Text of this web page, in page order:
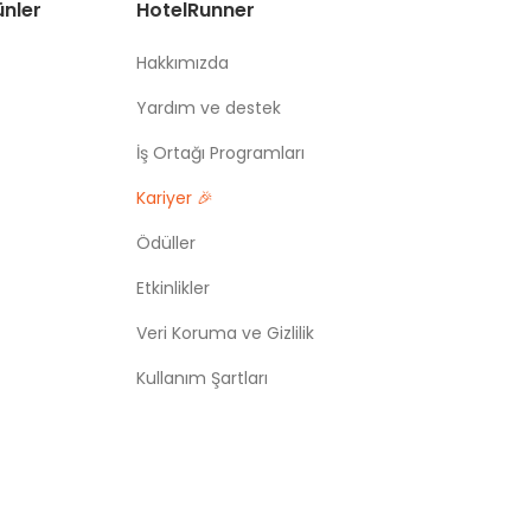
HotelRunner
Hakkımızda
Yardım ve destek
İş Ortağı Programları
Kariyer 🎉
Ödüller
Etkinlikler
Veri Koruma ve Gizlilik
Kullanım Şartları